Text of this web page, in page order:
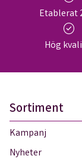
Etablerat
check_circle
Hög
Sortiment
Kampanj
Nyheter